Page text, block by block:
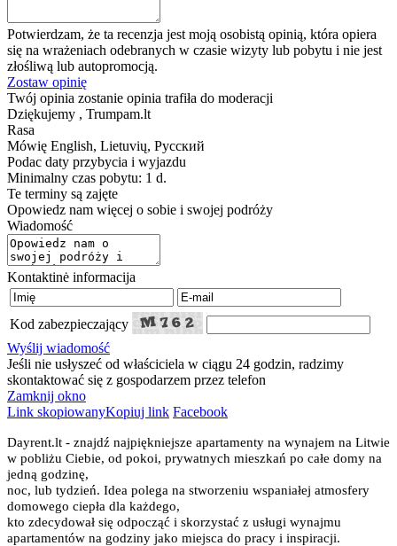
Potwierdzam, że ta recenzja jest moją osobistą opinią, która opiera
się na wrażeniach odebranych w czasie wizyty lub pobytu i nie jest
złośliwą lub autopromocją.
Zostaw opinię
Twój opinia zostanie opinia trafiła do moderacji
Dziękujemy , Trumpam.lt
Rasa
Mówię English, Lietuvių, Русский
Podac daty przybycia i wyjazdu
Minimalny czas pobytu: 1 d.
Te terminy są zajęte
Opowiedz nam więcej o sobie i swojej podróży
Wiadomość
Kontaktinė informacija
Kod zabezpieczający
Wyślij wiadomość
Jeśli nie usłyszeć od właściciela w ciągu 24 godzin, radzimy
skontaktować się z gospodarzem przez telefon
Zamknij okno
Link skopiowanyKopiuj link Facebook
Dayrent.lt - znajdź najpiękniejsze apartamenty na wynajem na Litwie
w pobliżu Ciebie, od pokoi, prywatnych mieszkań po całe domy na
jedną godzinę,
noc, lub tydzień. Idea polega na stworzeniu wspaniałej atmosfery
domowego ciepła dla każdego,
kto zdecydował się odpocząć i skorzystać z usługi wynajmu
apartamentów na godziny jako miejsca do pracy i inspiracji.